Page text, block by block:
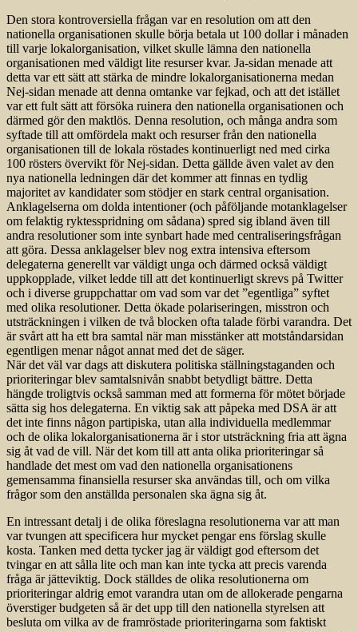
Den stora kontroversiella frågan var en resolution om att den
nationella organisationen skulle börja betala ut 100 dollar i månaden
till varje lokalorganisation, vilket skulle lämna den nationella
organisationen med väldigt lite resurser kvar. Ja-sidan menade att
detta var ett sätt att stärka de mindre lokalorganisationerna medan
Nej-sidan menade att denna omtanke var fejkad, och att det istället
var ett fult sätt att försöka ruinera den nationella organisationen och
därmed gör den maktlös. Denna resolution, och många andra som
syftade till att omfördela makt och resurser från den nationella
organisationen till de lokala röstades kontinuerligt ned med cirka
100 rösters övervikt för Nej-sidan. Detta gällde även valet av den
nya nationella ledningen där det kommer att finnas en tydlig
majoritet av kandidater som stödjer en stark central organisation.
Anklagelserna om dolda intentioner (och påföljande motanklagelser
om felaktig ryktesspridning om sådana) spred sig ibland även till
andra resolutioner som inte synbart hade med centraliseringsfrågan
att göra. Dessa anklagelser blev nog extra intensiva eftersom
delegaterna generellt var väldigt unga och därmed också väldigt
uppkopplade, vilket ledde till att det kontinuerligt skrevs på Twitter
och i diverse gruppchattar om vad som var det ”egentliga” syftet
med olika resolutioner. Detta ökade polariseringen, misstron och
utsträckningen i vilken de två blocken ofta talade förbi varandra. Det
är svårt att ha ett bra samtal när man misstänker att motståndarsidan
egentligen menar något annat med det de säger.
När det väl var dags att diskutera politiska ställningstaganden och
prioriteringar blev samtalsnivån snabbt betydligt bättre. Detta
hängde troligtvis också samman med att formerna för mötet började
sätta sig hos delegaterna. En viktig sak att påpeka med DSA är att
det inte finns någon partipiska, utan alla individuella medlemmar
och de olika lokalorganisationerna är i stor utsträckning fria att ägna
sig åt vad de vill. När det kom till att anta olika prioriteringar så
handlade det mest om vad den nationella organisationens
gemensamma finansiella resurser ska användas till, och om vilka
frågor som den anställda personalen ska ägna sig åt.
En intressant detalj i de olika föreslagna resolutionerna var att man
var tvungen att specificera hur mycket pengar ens förslag skulle
kosta. Tanken med detta tycker jag är väldigt god eftersom det
tvingar en att sålla lite och man kan inte tycka att precis varenda
fråga är jätteviktig. Dock ställdes de olika resolutionerna om
prioriteringar aldrig emot varandra utan om de allo­kerade pengarna
överstiger budgeten så är det upp till den nationella styrelsen att
besluta om vilka av de framröstade prioriteringarna som faktiskt